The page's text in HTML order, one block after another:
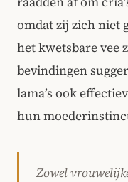
omdat zij zich niet
het kwetsbare vee
bevindingen
lama’s ook
hun
Zowel